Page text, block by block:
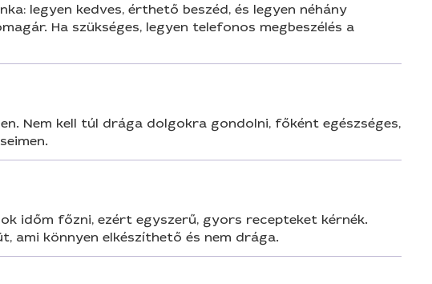
legyen kedves, érthető beszéd, és legyen néhány
Ha szükséges, legyen telefonos megbeszélés a
Nem kell túl drága dolgokra gondolni, főként egészséges,
időm főzni, ezért egyszerű, gyors recepteket kérnék.
ami könnyen elkészíthető és nem drága.